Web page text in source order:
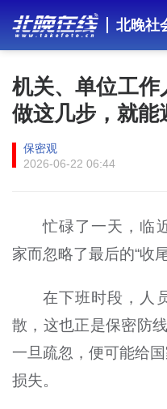
北晚社
机关、单位工作
做这几步，就能
保密观
2026-06-22 06:44
忙碌了一天，临
家而忽略了最后的“收
在下班时段，人
散，这也正是保密防
一旦疏忽，便可能给
损失。